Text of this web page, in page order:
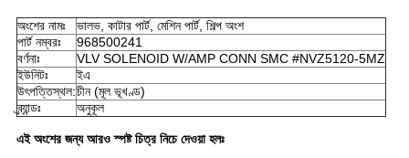
অংশের নামঃ
ভালভ, কাটার পার্ট, মেশিন পার্ট, শিল্প অংশ
পার্ট নম্বরঃ
968500241
বর্ণনাঃ
VLV SOLENOID W/AMP CONN SMC #NVZ5120-5MZ
ইউনিটঃ
ইএ
উৎপত্তিস্থল:চীন (মূল ভূখণ্ড)
ব্র্যান্ডঃ
অনুকূল
এই অংশের জন্য আরও স্পষ্ট চিত্র নিচে দেওয়া হলঃ